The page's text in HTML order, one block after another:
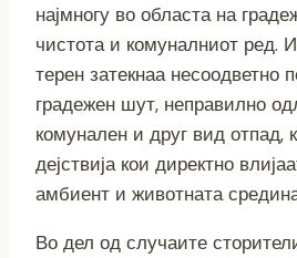
најмногу во областа на
чистота и комуналниот ред.
терен затекнаа несоодветно
градежен шут, неправилно
комунален и друг вид отпад,
дејствија кои директно
амбиент и животната
Во дел од случаите